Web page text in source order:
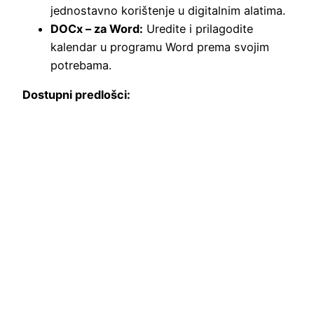
jednostavno korištenje u digitalnim alatima.
DOCx – za Word: Uredite i prilagodite
kalendar u programu Word prema svojim
potrebama.
Dostupni predlošci: